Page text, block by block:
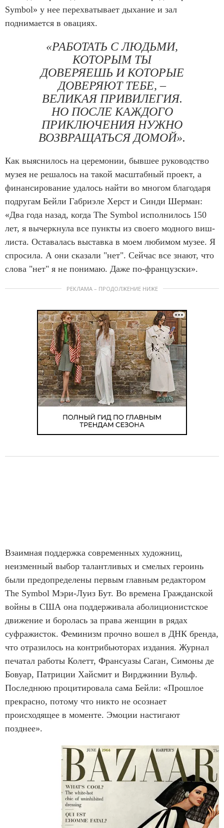
Symbol» у нее перехватывает дыхание и зал
поднимается в овациях.
«РАБОТАТЬ С ЛЮДЬМИ,
КОТОРЫМ ТЫ
ДОВЕРЯЕШЬ И КОТОРЫЕ
ДОВЕРЯЮТ ТЕБЕ, –
ВЕЛИКАЯ ПРИВИЛЕГИЯ.
НО ПОСЛЕ КАЖДОГО
ПРИКЛЮЧЕНИЯ НУЖНО
ВОЗВРАЩАТЬСЯ ДОМОЙ».
Как выяснилось на церемонии, бывшее руководство
музея не решалось на такой масштабный проект, а
финансирование удалось найти во многом благодаря
подругам Бейли Габриэле Херст и Синди Шерман:
«Два года назад, когда The Symbol исполнилось 150
лет, я вычеркнула все пункты из своего модного виш-
листа. Оставалась выставка в моем любимом музее. Я
спросила. А они сказали "нет". Сейчас все знают, что
слова "нет" я не понимаю. Даже по-французски».
РЕКЛАМА – ПРОДОЛЖЕНИЕ НИЖЕ
Взаимная поддержка современных художниц,
неизменный выбор талантливых и смелых героинь
были предопределены первым главным редактором
The Symbol Мэри-Луиз Бут. Во времена Гражданской
войны в США она поддерживала аболиционистское
движение и боролась за права женщин в рядах
суфражисток. Феминизм прочно вошел в ДНК бренда,
что отразилось на контрибьюторах издания. Журнал
печатал работы Колетт, Франсуазы Саган, Симоны де
Бовуар, Патриции Хайсмит и Вирджинии Вульф.
Последнюю процитировала сама Бейли: «Прошлое
прекрасно, потому что никто не осознает
происходящее в моменте. Эмоции настигают
позднее».